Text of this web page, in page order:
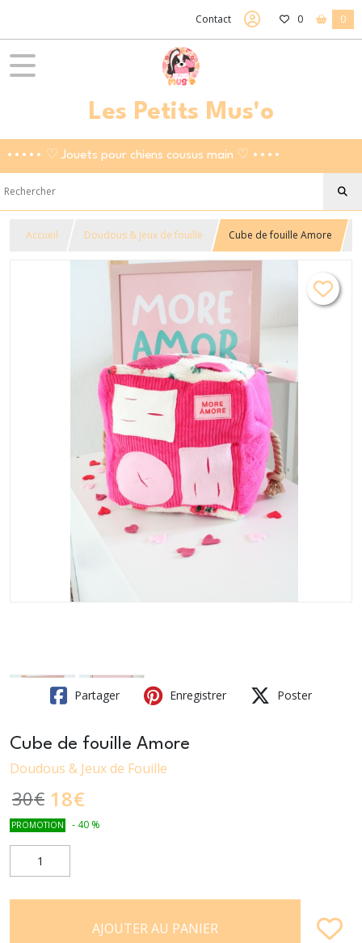
Contact 0 0
Les Petits Mus'o
••••• ♡ Jouets pour chiens cousus main ♡ ••••
Accueil Doudous & Jeux de fouille Cube de fouille Amore
Partager Enregistrer Poster
Cube de fouille Amore
Doudous & Jeux de Fouille
30€ 18€
PROMOTION - 40 %
AJOUTER AU PANIER